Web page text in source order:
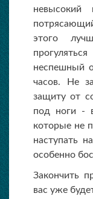
невысокий
этого
неспешный
часов. Не
защиту от
под ноги -
которые не
наступать
особенно
Закончить
вас уже